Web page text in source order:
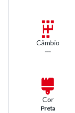
Câmbio
---
Cor
Preta